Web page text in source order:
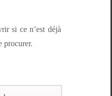
si ce n’est déjà
procurer.